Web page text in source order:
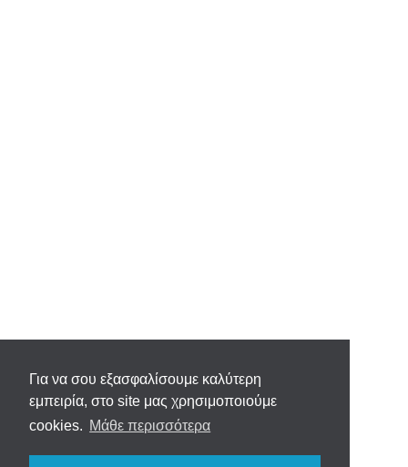
Για να σου εξασφαλίσουμε καλύτερη
εμπειρία, στο site μας χρησιμοποιούμε
cookies. Μάθε περισσότερα